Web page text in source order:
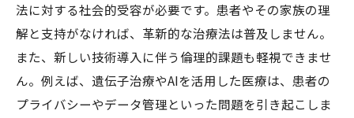
法に対する社会的受容が必要です。患者やその家族の理
解と支持がなければ、革新的な治療法は普及しません。
また、新しい技術導入に伴う倫理的課題も軽視できませ
ん。例えば、遺伝子治療やAIを活用した医療は、患者の
プライバシーやデータ管理といった問題を引き起こしま